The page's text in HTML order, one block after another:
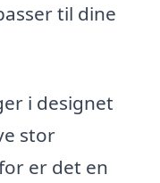
til dine
i designet
stor
er det en